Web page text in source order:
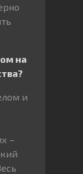
на
и
–